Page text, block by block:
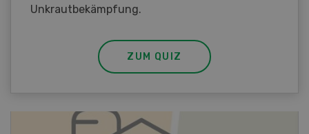
Unkrautbekämpfung.
ZUM QUIZ